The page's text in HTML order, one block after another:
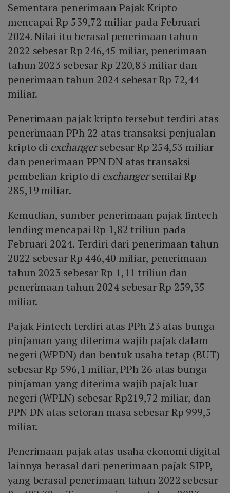
Sementara penerimaan Pajak Kripto
mencapai Rp 539,72 miliar pada Februari
2024. Nilai itu berasal penerimaan tahun
2022 sebesar Rp 246,45 miliar, penerimaan
tahun 2023 sebesar Rp 220,83 miliar dan
penerimaan tahun 2024 sebesar Rp 72,44
miliar.
Penerimaan pajak kripto tersebut terdiri atas
penerimaan PPh 22 atas transaksi penjualan
kripto di exchangersebesar Rp 254,53 miliar
dan penerimaan PPN DN atas transaksi
pembelian kripto di exchangersenilai Rp
285,19 miliar.
Kemudian, sumber penerimaan pajak fintech
lending mencapai Rp 1,82 triliun pada
Februari 2024. Terdiri dari penerimaan tahun
2022 sebesar Rp 446,40 miliar, penerimaan
tahun 2023 sebesar Rp 1,11 triliun dan
penerimaan tahun 2024 sebesar Rp 259,35
miliar.
Pajak Fintech terdiri atas PPh 23 atas bunga
pinjaman yang diterima wajib pajak dalam
negeri (WPDN) dan bentuk usaha tetap (BUT)
sebesar Rp 596,1 miliar, PPh 26 atas bunga
pinjaman yang diterima wajib pajak luar
negeri (WPLN) sebesar Rp219,72 miliar, dan
PPN DN atas setoran masa sebesar Rp 999,5
miliar.
Penerimaan pajak atas usaha ekonomi digital
lainnya berasal dari penerimaan pajak SIPP,
yang berasal penerimaan tahun 2022 sebesar